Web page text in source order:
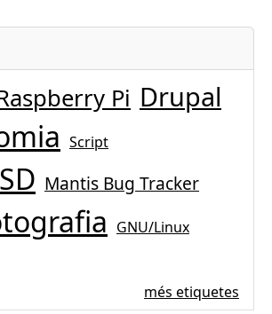
Pi Drupal
Script
Mantis Bug Tracker
GNU/Linux
més etiquetes